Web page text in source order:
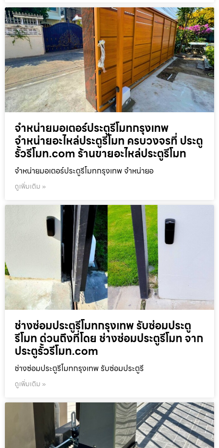
จำหน่ายมอเตอร์ประตูรีโมทกรุงเทพ
จำหน่ายอะไหล่ประตูรีโมท ครบวงจรที่ ประตู
รั้วรีโมท.com ร้านขายอะไหล่ประตูรีโมท
จำหน่ายมอเตอร์ประตูรีโมทกรุงเทพ จำหน่ายอ
ดูเพิ่มเติม »
ช่างซ่อมประตูรีโมทกรุงเทพ รับซ่อมประตู
รีโมท ด่วนถึงที่โดย ช่างซ่อมประตูรีโมท จาก
ประตูรั้วรีโมท.com
ช่างซ่อมประตูรีโมทกรุงเทพ รับซ่อมประตูรี
ดูเพิ่มเติม »